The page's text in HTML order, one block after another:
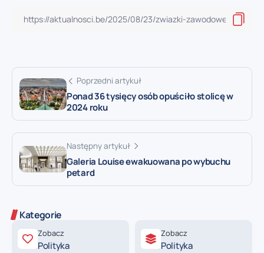
Poprzedni artykuł
Ponad 36 tysięcy osób opuściło stolicę w
2024 roku
Następny artykuł
Galeria Louise ewakuowana po wybuchu
petard
Kategorie
Zobacz
Polityka
Zobacz
Polityka